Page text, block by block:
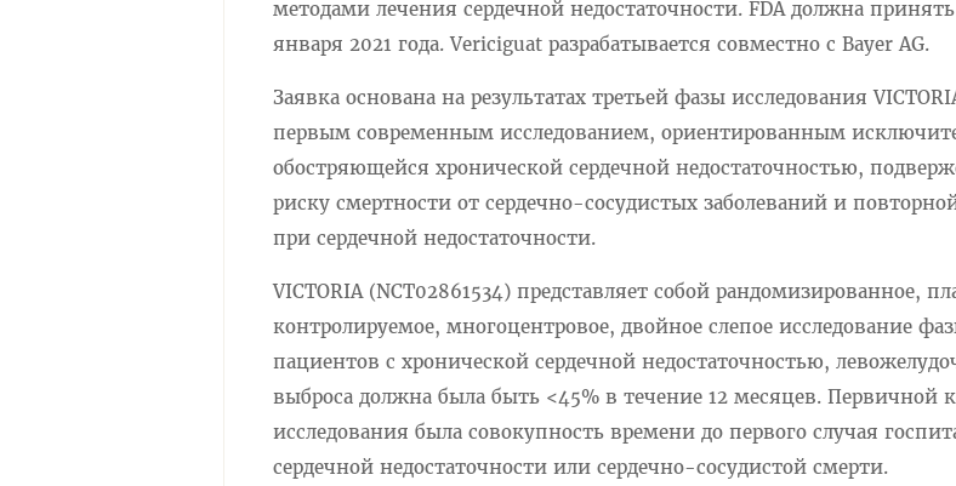
методами лечения сердечной недостаточности. FDA должна
января 2021 года. Vericiguat разрабатывается совместно с Bayer AG.
Заявка основана на результатах третьей фазы исследования
первым современным исследованием, ориентированным
обостряющейся хронической сердечной недостаточностью,
риску смертности от сердечно-сосудистых заболеваний и
при сердечной недостаточности.
VICTORIA (NCT02861534) представляет собой рандомизированное,
контролируемое, многоцентровое, двойное слепое исследование
пациентов с хронической сердечной недостаточностью,
выброса должна была быть <45% в течение 12 месяцев. Первичной
исследования была совокупность времени до первого случая
сердечной недостаточности или сердечно-сосудистой смерти.